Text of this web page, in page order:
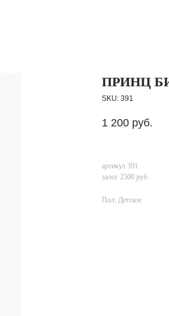
ПРИНЦ
SKU: 391
1 200 руб.
артикул 391
залог 2500 руб.
Пол: Детское